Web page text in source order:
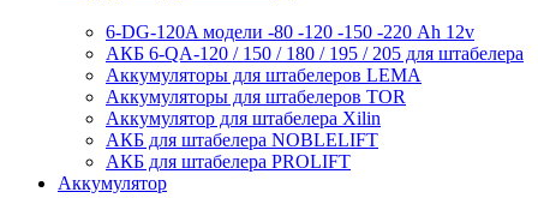
6-DG-120A модели -80 -120 -150 -220 Ah 12v
АКБ 6-QA-120 / 150 / 180 / 195 / 205 для штабелера
Аккумуляторы для штабелеров LEMA
Аккумуляторы для штабелеров TOR
Аккумулятор для штабелера Xilin
АКБ для штабелера NOBLELIFT
АКБ для штабелера PROLIFT
Аккумулятор